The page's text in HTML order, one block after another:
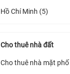
Hồ Chí Minh (5)
Cho thuê nhà đất
Cho thuê nhà mặt